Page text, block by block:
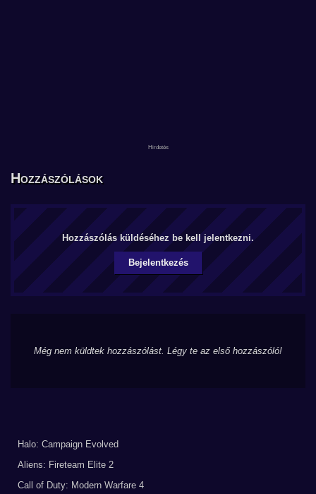
Hozzászólások
Hozzászólás küldéséhez be kell jelentkezni.
Bejelentkezés
Még nem küldtek hozzászólást. Légy te az első hozzászóló!
Halo: Campaign Evolved
Aliens: Fireteam Elite 2
Call of Duty: Modern Warfare 4